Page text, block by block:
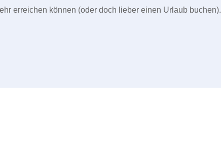
erreichen können (oder doch lieber einen Urlaub buchen).